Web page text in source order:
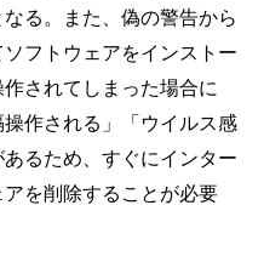
る。また、偽の警告から
フトウェアをインストー
されてしまった場合に
作される」「ウイルス感
るため、すぐにインター
を削除することが必要